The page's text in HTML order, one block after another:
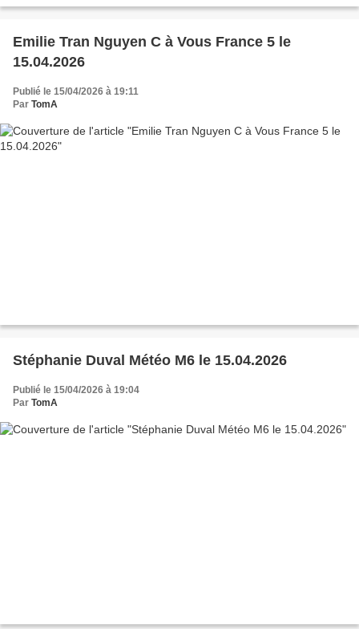
Emilie Tran Nguyen C à Vous France 5 le
15.04.2026
Publié le 15/04/2026 à 19:11
Par TomA
Stéphanie Duval Météo M6 le 15.04.2026
Publié le 15/04/2026 à 19:04
Par TomA